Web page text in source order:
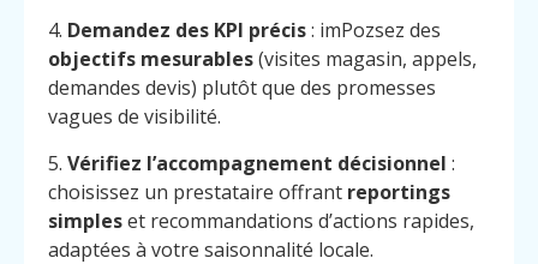
4. Demandez des KPI précis: imPozsez des
objectifs mesurables(visites magasin, appels,
demandes devis) plutôt que des promesses
vagues de visibilité.
5. Vérifiez l’accompagnement décisionnel :
choisissez un prestataire offrant reportings
simpleset recommandations d’actions rapides,
adaptées à votre saisonnalité locale.